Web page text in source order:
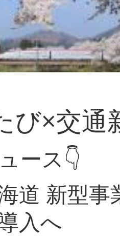
び×交通
ース👇
道 新型
入へ